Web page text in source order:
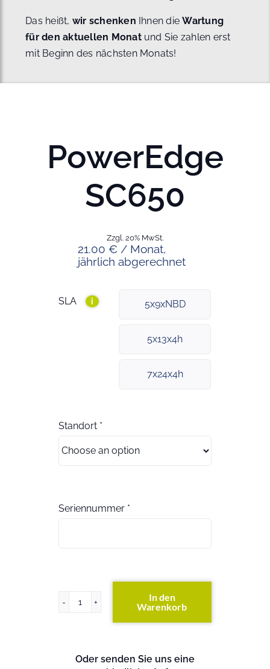
Das heißt, wir schenken Ihnen dieWartung
für den aktuellen Monat und Sie zahlen erst
mit Beginn des nächsten Monats!
PowerEdge
SC650
21.00 € / Monat,
jährlich abgerechnet
Zzgl. 20% MwSt.
SLA i 5x9xNBD
5x13x4h
7x24x4h
Standort *
Seriennummer *
PowerEdge
In den
Warenkorb
Oder senden Sie uns eine